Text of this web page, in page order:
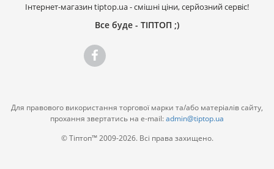
Інтернет-магазин tiptop.ua - смішні ціни, серйозний сервіс!
Все буде - ТІПТОП ;)
Для правового використання торгової марки та/або матеріалів сайту,
прохання звертатись на e-mail:admin@tiptop.ua
© Тіптоп™ 2009-2026. Всі права захищено.